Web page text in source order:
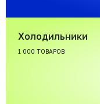
Холодильники
1 000 ТОВАРОВ